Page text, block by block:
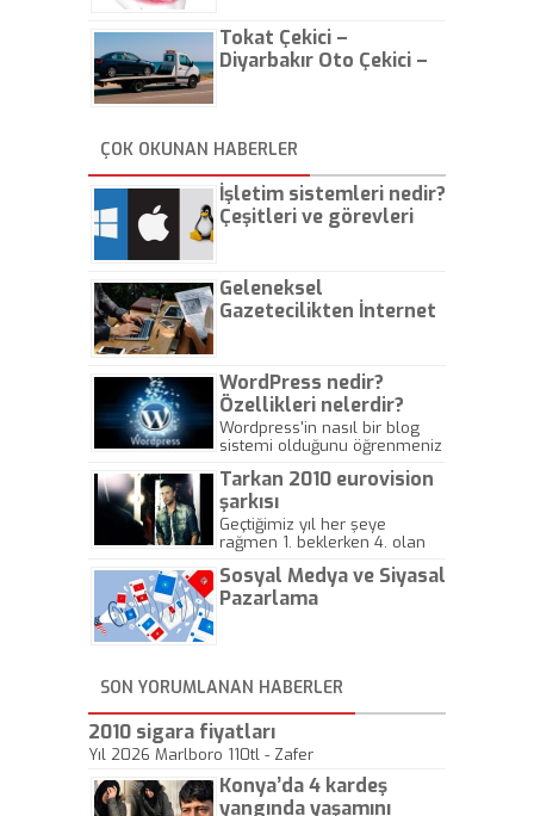
Tokat Çekici –
Diyarbakır Oto Çekici –
ÇOK OKUNAN HABERLER
İşletim sistemleri nedir?
Çeşitleri ve görevleri
Geleneksel
Gazetecilikten İnternet
WordPress nedir?
Özellikleri nelerdir?
Wordpress'in nasıl bir blog
sistemi olduğunu öğrenmeniz
Tarkan 2010 eurovision
şarkısı
Geçtiğimiz yıl her şeye
rağmen 1. beklerken 4. olan
gösterisinin bu yarışmada
önemli olmadığını anlamıştır.
Sosyal Medya ve Siyasal
Pazarlama
SON YORUMLANAN HABERLER
2010 sigara fiyatları
Yıl 2026 Marlboro 110tl - Zafer
Konya’da 4 kardeş
yangında yaşamını